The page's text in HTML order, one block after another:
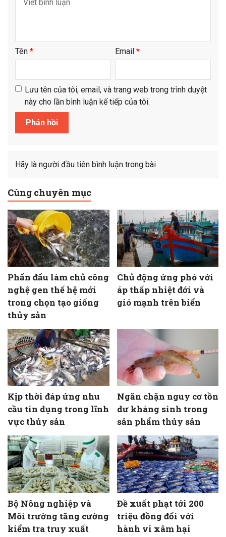
Tên * Email *
Lưu tên của tôi, email, và trang web trong trình duyệt
này cho lần bình luận kế tiếp của tôi.
Hãy là người đầu tiên bình luận trong bài
Cùng chuyên mục
Phấn đấu làm chủ công
nghệ gen thế hệ mới
trong chọn tạo giống
thủy sản
Chủ động ứng phó với
áp thấp nhiệt đới và
gió mạnh trên biển
Kịp thời đáp ứng nhu
cầu tín dụng trong lĩnh
vực thủy sản
Ngăn chặn nguy cơ tồn
dư kháng sinh trong
sản phẩm thủy sản
Bộ Nông nghiệp và
Môi trường tăng cường
kiểm tra truy xuất
Đề xuất phạt tới 200
triệu đồng đối với
hành vi xâm hại